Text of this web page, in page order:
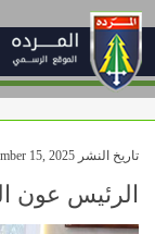
تاريخ النشر September 15, 2025
الرئيس عون